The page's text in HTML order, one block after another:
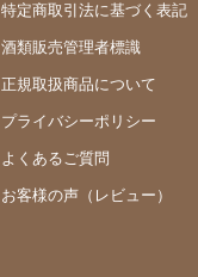
特定商取引法に基づく表記
酒類販売管理者標識
正規取扱商品について
プライバシーポリシー
よくあるご質問
お客様の声（レビュー）